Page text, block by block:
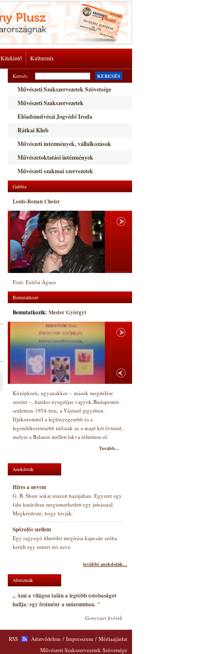
Kitekintő Kulturmix
Keresés: KERESÉS
Művészeti Szakszervezetek Szövetsége
Művészeti Szakszervezetek
Előadóművészi Jogvédő Iroda
Rátkai Klub
Művészeti intézmények, vállalkozások
Művészetoktatási intézmények
Művészeti szakmai szervezetek
Galéria
Louis-Ronan Choisy
Fotó: Erdősi Ágnes
Bemutatkozó
Bemutatkozik: Mester Györgyi
Középkorú, ugyanakkor – mások megítélése
szerint –, fiatalos nyugdíjas vagyok.Budapesten
születtem 1954-ben, a Vízöntő jegyében.
Ifjúkoromból a leglényegesebb és a
legemlékezetesebb időszak az a majd két évtized,
melyet a Balaton mellett lakva töltöttem el.
Tovább...
Anekdoták
Híres a nevem
G. B. Shaw sokat utazott hazájában. Egyszer egy
falu határában megismerkedett egy juhásszal.
Megkérdezte, hogy hívják.
Spórolós szellem
Egy ragyogó filmötlet megírása kapcsán szóba
került egy ismert író neve.
további anekdoták...
Aforizmák
„ Ami a világon talán a legtöbb ostobaságot
hallja: egy festmény a múzeumban. "
Goncourt fivérek
RSS Adatvédelem / Impresszum / Médiaajánlat
Művészeti Szakszervezetek Szövetsége